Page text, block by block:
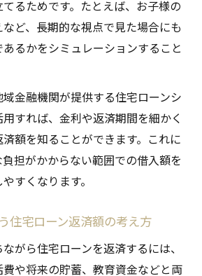
るためです。たとえば、お子様の
ど、長期的な視点で見た場合にも
るかをシミュレーションすること
金融機関が提供する住宅ローンシ
すれば、金利や返済期間を細かく
額を知ることができます。これに
担がかからない範囲での借入額を
すくなります。
住宅ローン返済額の考え方
がら住宅ローンを返済するには、
や将来の貯蓄、教育資金などと両